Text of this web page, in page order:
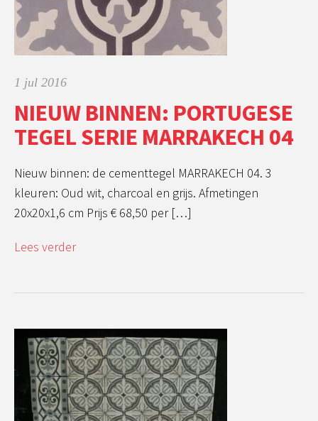
1 jul 2016
NIEUW BINNEN: PORTUGESE
TEGEL SERIE MARRAKECH 04
Nieuw binnen: de cementtegel MARRAKECH 04. 3
kleuren: Oud wit, charcoal en grijs. Afmetingen
20x20x1,6 cm Prijs € 68,50 per […]
Lees verder